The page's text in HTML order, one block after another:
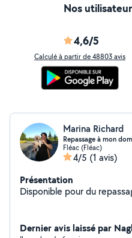
Nos
4,6/5
Calculé à partir de 48803 avis
Marina Richard
Repassage à mon
Fléac (Fléac)
4/5 (1 avis)
Présentation
Disponible pour du
Dernier avis laissé par